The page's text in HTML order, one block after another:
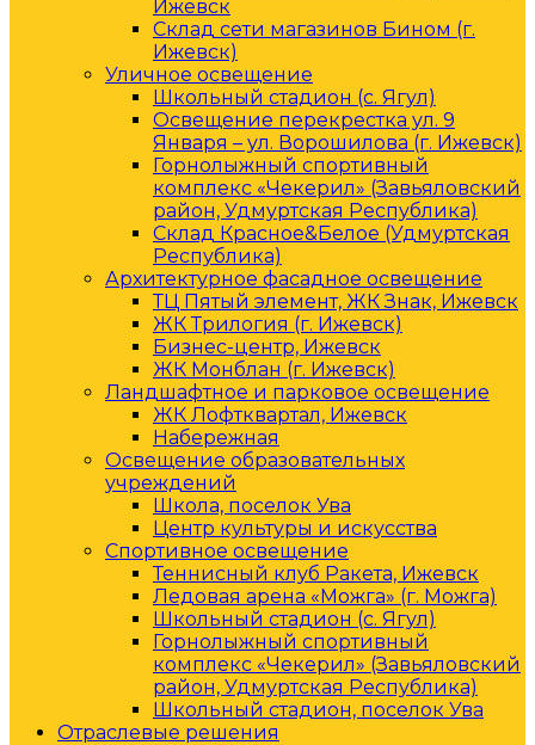
Ижевск
Склад сети магазинов Бином (г.
Ижевск)
Уличное освещение
Школьный стадион (с. Ягул)
Освещение перекрестка ул. 9
Января – ул. Ворошилова (г. Ижевск)
Горнолыжный спортивный
комплекс «Чекерил» (Завьяловский
район, Удмуртская Республика)
Склад Красное&Белое (Удмуртская
Республика)
Архитектурное фасадное освещение
ТЦ Пятый элемент, ЖК Знак, Ижевск
ЖК Трилогия (г. Ижевск)
Бизнес-центр, Ижевск
ЖК Монблан (г. Ижевск)
Ландшафтное и парковое освещение
ЖК Лофтквартал, Ижевск
Набережная
Освещение образовательных
учреждений
Школа, поселок Ува
Центр культуры и искусства
Спортивное освещение
Теннисный клуб Ракета, Ижевск
Ледовая арена «Можга» (г. Можга)
Школьный стадион (с. Ягул)
Горнолыжный спортивный
комплекс «Чекерил» (Завьяловский
район, Удмуртская Республика)
Школьный стадион, поселок Ува
Отраслевые решения